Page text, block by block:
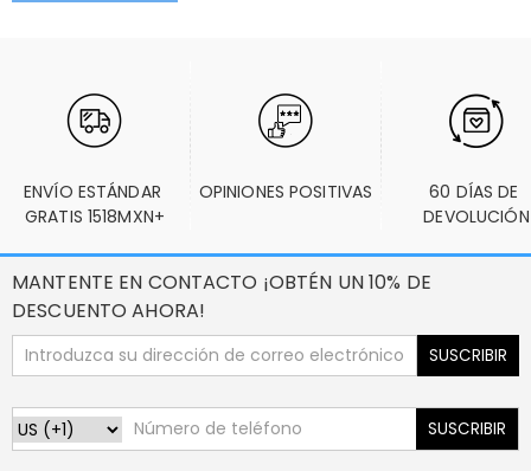
ENVÍO ESTÁNDAR
GRATIS 1518MXN+
OPINIONES POSITIVAS
60 DÍAS DE
DEVOLUCIÓN
MANTENTE EN CONTACTO ¡OBTÉN UN 10% DE
DESCUENTO AHORA!
SUSCRIBIR
SUSCRIBIR